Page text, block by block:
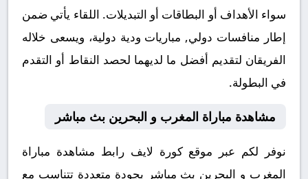
سواء الأهداف أو البطاقات أو التبديلات. اللقاء يأتي ضمن
إطار منافسات دولي, مباريات ودية دولية، ويسعى خلاله
الفريقان لتقديم أفضل ما لديهما لحصد النقاط أو التقدم
في البطولة.
مشاهدة مباراة المغرب و البحرين بث مباشر
نوفر لكم عبر موقع كورة لايف رابط مشاهدة مباراة
المغرب و البحرين بث مباشر بجودة متعددة تتناسب مع